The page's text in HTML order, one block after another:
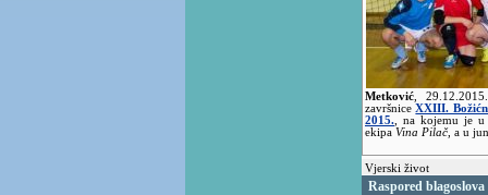
Metković ,
završniceXXIII.
2015. , na kojemu je
ekipa Vina Pilač, a u
Vjerski život
Raspored